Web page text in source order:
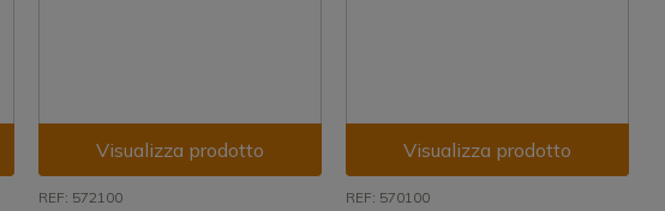
Visualizza prodotto
REF: 572100
Visualizza prodotto
REF: 570100